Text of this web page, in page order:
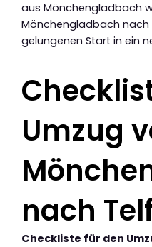
aus Mönchengladbach
Mönchengladbach nach
gelungenen Start in ein
Umzug
nach
Checkliste für den